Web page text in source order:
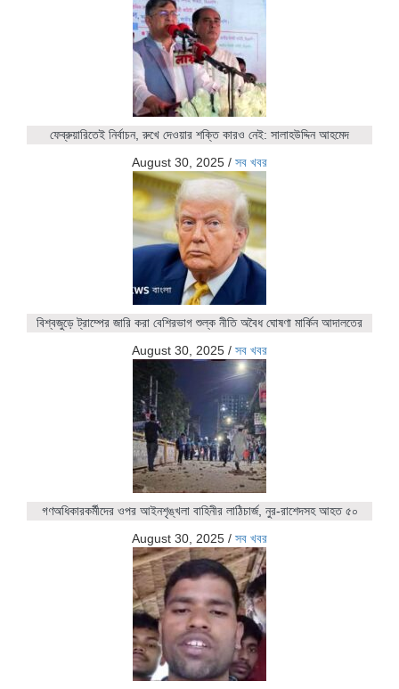
ফেব্রুয়ারিতেই নির্বাচন, রুখে দেওয়ার শক্তি কারও নেই: সালাহউদ্দিন আহমেদ
August 30, 2025 / সব খবর
বিশ্বজুড়ে ট্রাম্পের জারি করা বেশিরভাগ শুল্ক নীতি অবৈধ ঘোষণা মার্কিন আদালতের
August 30, 2025 / সব খবর
গণঅধিকারকর্মীদের ওপর আইনশৃঙ্খলা বাহিনীর লাঠিচার্জ, নুর-রাশেদসহ আহত ৫০
August 30, 2025 / সব খবর